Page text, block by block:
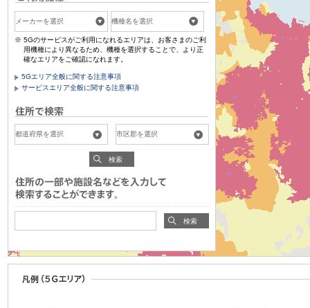
5Gのサービスがご利用になれるエリアは、お客さまのご利
用機種により異なるため、機種を選択することで、より正
確なエリアをご確認になれます。
5Gエリア全般に関する注意事項
サービスエリア全般に関する注意事項
検索
検索